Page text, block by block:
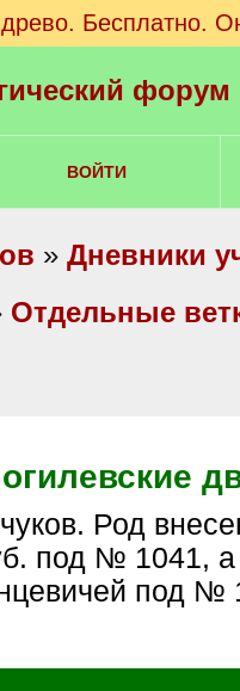
Бесплатно.
ВОЙТИ
» Дневники
Отдельные
под № 1041, а
под №